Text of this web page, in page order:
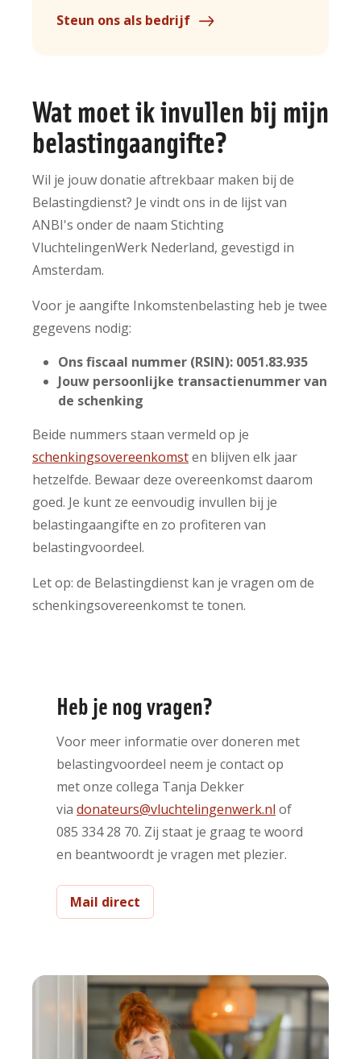
Steun ons als bedrijf
Wat moet ik invullen bij mijn
belastingaangifte?
Wil je jouw donatie aftrekbaar maken bij de
Belastingdienst? Je vindt ons in de lijst van
ANBI's onder de naam Stichting
VluchtelingenWerk Nederland, gevestigd in
Amsterdam.
Voor je aangifte Inkomstenbelasting heb je twee
gegevens nodig:
Ons fiscaal nummer (RSIN): 0051.83.935
Jouw persoonlijke transactienummer van
de schenking
Beide nummers staan vermeld op je
schenkingsovereenkomsten blijven elk jaar
hetzelfde. Bewaar deze overeenkomst daarom
goed. Je kunt ze eenvoudig invullen bij je
belastingaangifte en zo profiteren van
belastingvoordeel.
Let op: de Belastingdienst kan je vragen om de
schenkingsovereenkomst te tonen.
Heb je nog vragen?
Voor meer informatie over doneren met
belastingvoordeel neem je contact op
met onze collega Tanja Dekker
via donateurs@vluchtelingenwerk.nl of
085 334 28 70. Zij staat je graag te woord
en beantwoordt je vragen met plezier.
Mail direct